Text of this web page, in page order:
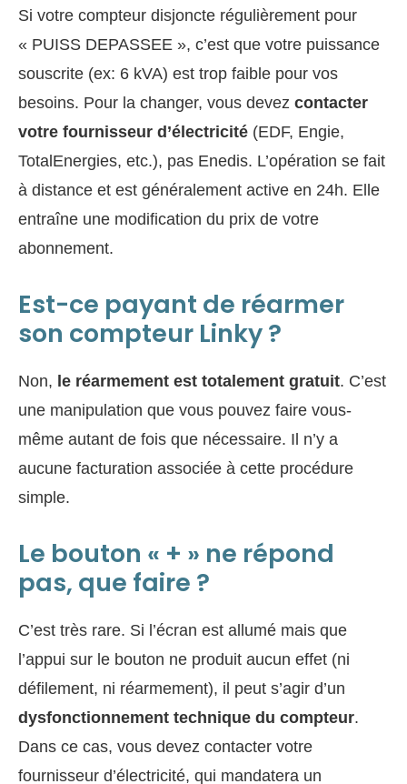
Si votre compteur disjoncte régulièrement pour
« PUISS DEPASSEE », c’est que votre puissance
souscrite (ex: 6 kVA) est trop faible pour vos
besoins. Pour la changer, vous devez contacter
votre fournisseur d’électricité (EDF, Engie,
TotalEnergies, etc.), pas Enedis. L’opération se fait
à distance et est généralement active en 24h. Elle
entraîne une modification du prix de votre
abonnement.
Est-ce payant de réarmer
son compteur Linky ?
Non, le réarmement est totalement gratuit. C’est
une manipulation que vous pouvez faire vous-
même autant de fois que nécessaire. Il n’y a
aucune facturation associée à cette procédure
simple.
Le bouton « + » ne répond
pas, que faire ?
C’est très rare. Si l’écran est allumé mais que
l’appui sur le bouton ne produit aucun effet (ni
défilement, ni réarmement), il peut s’agir d’un
dysfonctionnement technique du compteur.
Dans ce cas, vous devez contacter votre
fournisseur d’électricité, qui mandatera un